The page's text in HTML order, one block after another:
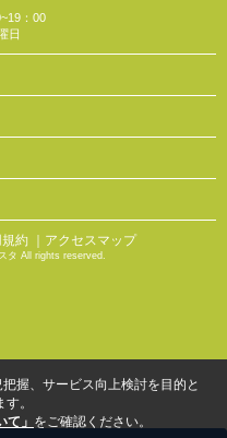
：00
日
約 ｜アクセスマップ
タ All rights reserved.
握、サービス向上検討を目的と
。
て」 をご確認ください。